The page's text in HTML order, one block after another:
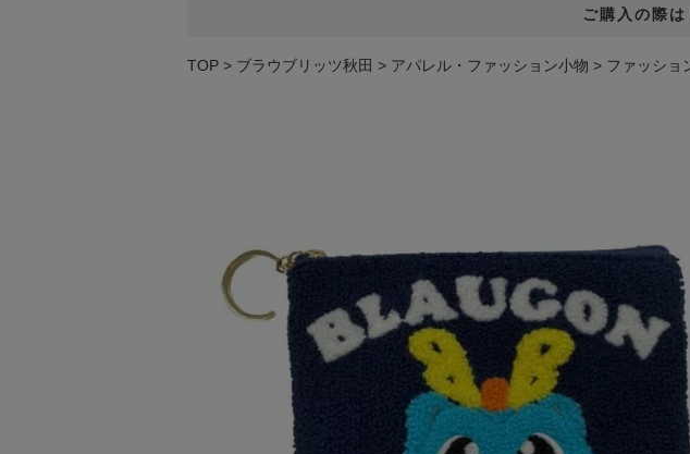
ご購入の際
TOP ブラウブリッツ秋田 アパレル・ファッション小物 ファッショ